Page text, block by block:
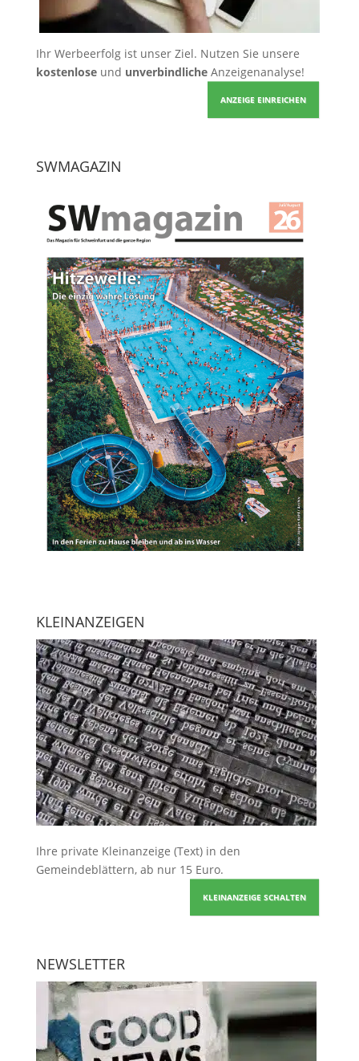
Ihr Werbeerfolg ist unser Ziel. Nutzen Sie unsere
kostenloseund unverbindlicheAnzeigenanalyse!
ANZEIGE EINREICHEN
SWMAGAZIN
KLEINANZEIGEN
Ihre private Kleinanzeige (Text) in den
Gemeindeblättern, ab nur 15 Euro.
KLEINANZEIGE SCHALTEN
NEWSLETTER